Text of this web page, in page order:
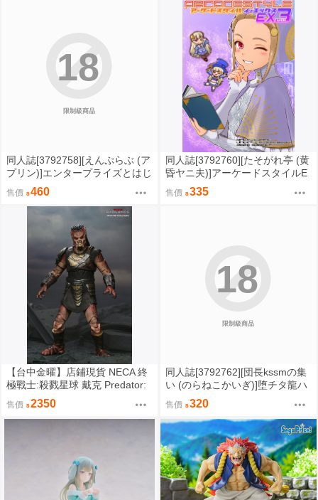
限制級商品
18
同人誌[3792758][えんぷらぶ (ア
プリン)]エンタープライズとはじ
めてえっち (碧藍航線)
售價 460
同人誌[3792760][たそがれ亭 (黄
昏ヤニ夫)]アーケードスタイルE
X Vol.3 (電玩)
售價 335
【台中金曜】店鋪現貨 NECA 終
極戰士:殺戮星球 戴克 Predator:
Badlands Dek 7吋可動人偶
售價 2350
限制級商品
18
同人誌[3792762][団長kssmの集
い (のらねこかいぎ)]堕チタ龍ハ
異形ヲ孕ミテ (蔚藍檔案)
售價 320